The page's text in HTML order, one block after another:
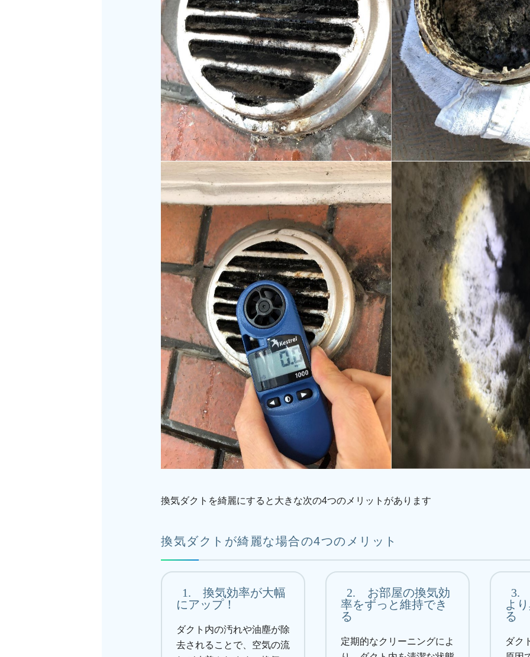
換気ダクトを綺麗にすると大きな次の4つのメリットがあります
換気ダクトが綺麗な場合の4つのメリット
1.
換気効率が大幅
にアップ！
ダクト内の汚れや油塵が除
去されることで、空気の流
2.
お部屋の換気効
率をずっと維持でき
る
定期的なクリーニングによ
3.
よ
る
ダク